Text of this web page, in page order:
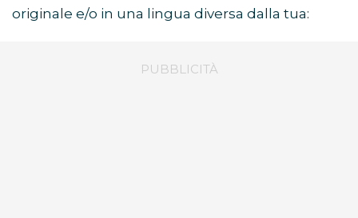
originale e/o in una lingua diversa dalla tua: